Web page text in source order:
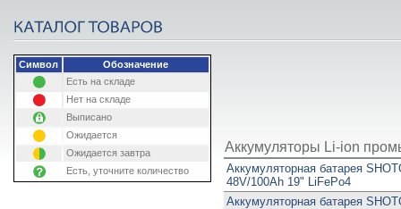
Символ
Обозначение
Есть на складе
Нет на складе
Выписано
Ожидается
Ожидается завтра
Есть, уточните количество
Аккумуляторы Li-ion
Аккумуляторная батарея
48V/100Ah 19" LiFePo4
Аккумуляторная батарея